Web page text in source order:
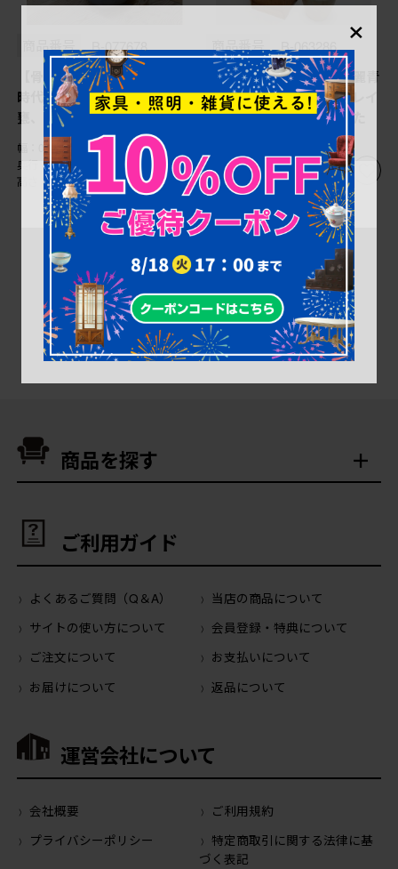
商品番号 B-077678
【骨董買取】鎌倉時代〜室町
時代 珠洲焼 壷(綾杉文、
甕、壺)を買取りました。
幅：0㎜
奥行：0㎜
高さ：0㎜
商品番号 B-063286
【骨董買取】時代物 高麗青
磁 一味違ったディスプレイ
が叶う花瓶を買取りました
奥行：0㎜
高さ：0㎜
1
商品を探す
ご利用ガイド
よくあるご質問（Q＆A）
当店の商品について
サイトの使い方について
会員登録・特典について
ご注文について
お支払いについて
お届けについて
返品について
運営会社について
会社概要
ご利用規約
プライバシーポリシー
特定商取引に関する法律に基
づく表記
×